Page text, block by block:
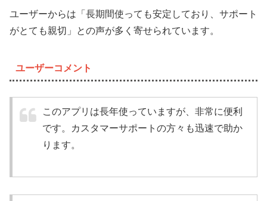
ユーザーからは「長期間使っても安定しており、サポート
がとても親切」との声が多く寄せられています。
ユーザーコメント
このアプリは長年使っていますが、非常に便利
です。カスタマーサポートの方々も迅速で助か
ります。